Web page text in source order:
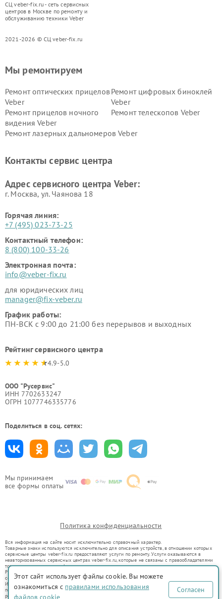
СЦ veber-fix.ru - сеть сервисных
центров в Москве по ремонту и
обслуживанию техники Veber
2021-2026 © СЦ veber-fix.ru
Мы принимаем
все формы оплаты
Мы ремонтируем
Ремонт оптических прицелов
Veber
Ремонт цифровых биноклей
Veber
Ремонт прицелов ночного
видения Veber
Ремонт телескопов Veber
Ремонт лазерных дальномеров Veber
Контакты сервис центра
Адрес сервисного центра Veber:
г. Москва, ул. Чаянова 18
Горячая линия:
+7 (495) 023-73-25
Контактный телефон:
8 (800) 100-33-26
Электронная почта:
info@veber-fix.ru
для юридических лиц
manager@fix-veber.ru
График работы:
ПН-ВСК с 9:00 до 21:00 без перерывов и выходных
Рейтинг сервисного центра
4.9-5.0
ООО "Русервис"
ИНН 7702633247
ОГРН 1077746335776
Поделиться в соц. сетях:
Политика конфиденциальности
Вся информация на сайте носит исключительно справочный характер.
Товарные знаки используются исключительно для описания устройств, в отношении которых
сервисные центры veber-fix.ru предоставляют услуги по ремонту. Услуги оказываются в
неавторизованных сервисных центрах veber-fix.ru, которые не связаны с правообладателями
товарных знаков или их официальными представителями.
Ремонт осуществляется для устройств, уже введенных в гражданский оборот в соответствии
со статьей 1487 ГК РФ.
Использование товарных знаков не преследует цели индивидуализации услуг или введения
потребителей в заблуждение, а служит для информирования о предоставляемых услугах по
ремонту техники указанных брендов.
Этот сайт использует файлы cookie. Вы можете
ознакомиться с правилами использования
файлов cookie
Согласен